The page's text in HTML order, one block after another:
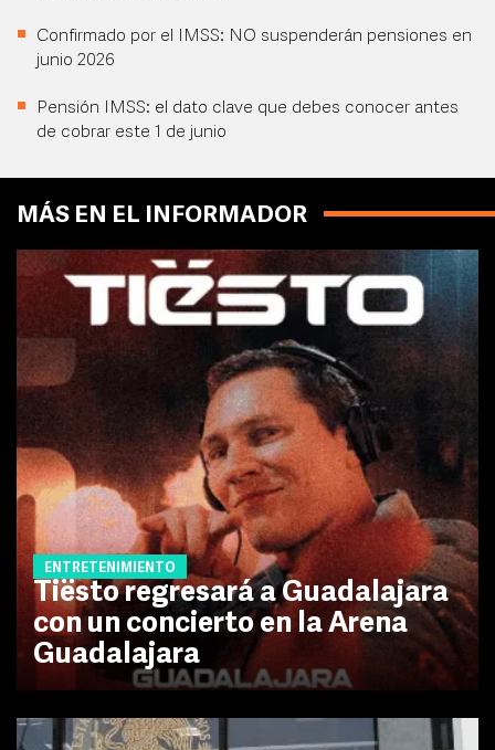
Confirmado por el IMSS: NO suspenderán pensiones en
junio 2026
Pensión IMSS: el dato clave que debes conocer antes
de cobrar este 1 de junio
MÁS EN EL INFORMADOR
ENTRETENIMIENTO
Tiësto regresará a Guadalajara
con un concierto en la Arena
Guadalajara